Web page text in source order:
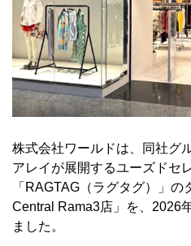
株式会社ワールドは、同社グ
アレイが展開するユーズドセ
「RAGTAG（ラグタグ）」
Central Rama3店」を、2026
ました。